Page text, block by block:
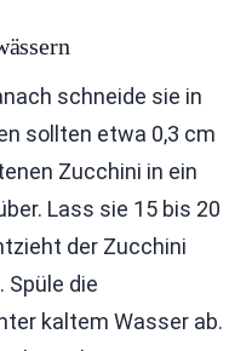
schneide sie in
sollten etwa 0,3 cm
Zucchini in ein
Lass sie 15 bis 20
der Zucchini
die
kaltem Wasser ab.